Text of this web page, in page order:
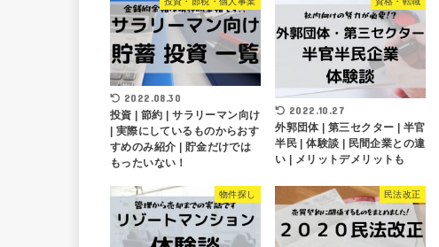
2022.08.30
投資 | 節約 | サラリーマン向け
| 実際にしているものからおす
すめのみ紹介 | 貯金だけでは
もったいない！
2022.10.27
外郭団体 | 第三セクター | 半官
半民 | 体験談 | 民間企業との違
い | メリットデメリットも
物件探し 民法改正